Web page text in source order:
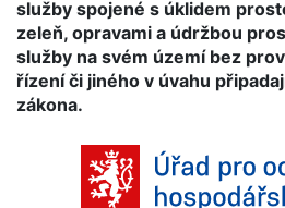
služby spojené s úklidem
zeleň, opravami a údržbou
služby na svém území bez
řízení či jiného v úvahu
zákona.